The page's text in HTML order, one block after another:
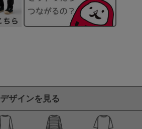
デザインを見る